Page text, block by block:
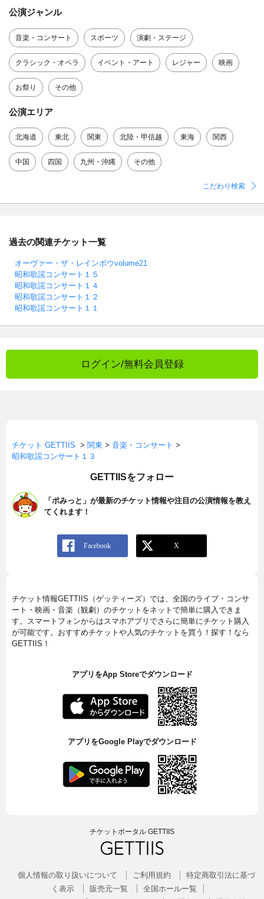
公演ジャンル
音楽・コンサート スポーツ 演劇・ステージ
クラシック・オペラ イベント・アート レジャー 映画
お祭り その他
公演エリア
北海道 東北 関東 北陸・甲信越 東海 関西
中国 四国 九州・沖縄 その他
こだわり検索
過去の関連チケット一覧
オーヴァー・ザ・レインボウvolume21
昭和歌謡コンサート１５
昭和歌謡コンサート１４
昭和歌謡コンサート１２
昭和歌謡コンサート１１
ログイン/無料会員登録
チケット GETTIIS > 関東 > 音楽・コンサート >
昭和歌謡コンサート１３
GETTIISをフォロー
「ポみっと」が最新のチケット情報や注目の公演情報を教え
てくれます！
チケット情報GETTIIS（ゲッティーズ）では、全国のライブ・コンサ
ート・映画・音楽（観劇）のチケットをネットで簡単に購入できま
す。スマートフォンからはスマホアプリでさらに簡単にチケット購入
が可能です。おすすめチケットや人気のチケットを買う！探す！なら
GETTIIS！
アプリをApp Storeでダウンロード
アプリをGoogle Playでダウンロード
チケットポータル GETTIIS
個人情報の取り扱いについて ご利用規約
特定商取引法に基づ
く表示
販売元一覧
全国ホールー覧